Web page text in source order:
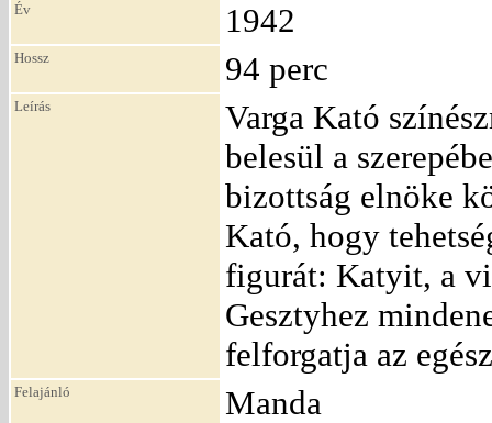
Év 1942
Hossz 94 perc
Leírás
Varga Kató
belesül a
bizottság elnöke
Kató, hogy
figurát: Katyit, a
Gesztyhez
felforgatja az
Felajánló Manda